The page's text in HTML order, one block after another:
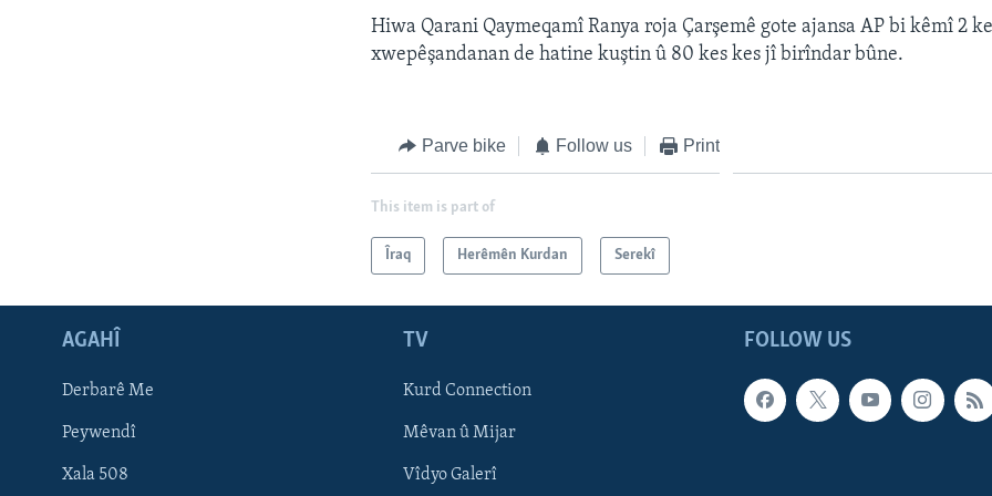
FOLLOW US
Hiwa Qarani Qaymeqamî Ranya roja Çarşemê gote ajansa AP bi kêmî 2
xwepêşandanan de hatine kuştin û 80 kes kes jî birîndar bûne.
Parve bike Follow us Print
This item is part of
Îraq Herêmên Kurdan Serekî
FOLLOW US
AGAHÎ
Derbarê Me
Peywendî
Xala 508
TV
Kurd Connection
Mêvan û Mijar
Vîdyo Galerî